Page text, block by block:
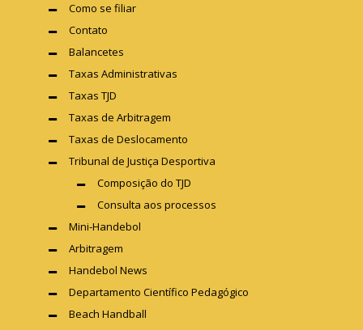
Como se filiar
Contato
Balancetes
Taxas Administrativas
Taxas TJD
Taxas de Arbitragem
Taxas de Deslocamento
Tribunal de Justiça Desportiva
Composição do TJD
Consulta aos processos
Mini-Handebol
Arbitragem
Handebol News
Departamento Científico Pedagógico
Beach Handball